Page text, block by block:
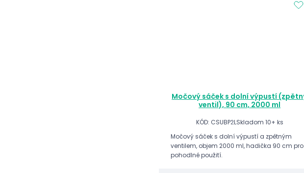
Močový sáček s dolní výpustí (zpětný
ventil), 90 cm, 2000 ml
KÓD: CSUBP2LSkladom 10+ ks
Močový sáček s dolní výpustí a zpětným
ventilem, objem 2000 ml, hadička 90 cm pro
pohodlné použití.